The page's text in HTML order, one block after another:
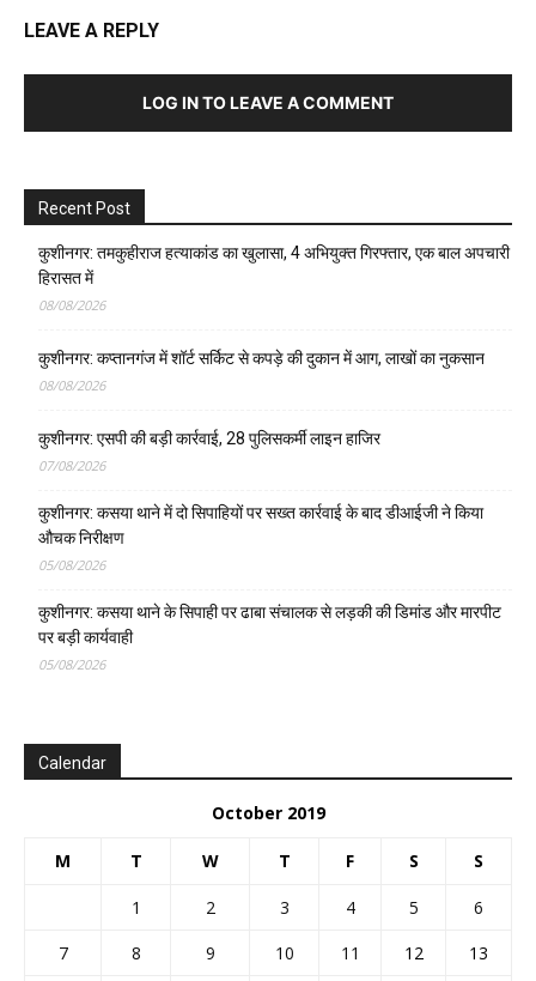
LEAVE A REPLY
LOG IN TO LEAVE A COMMENT
Recent Post
कुशीनगर: तमकुहीराज हत्याकांड का खुलासा, 4 अभियुक्त गिरफ्तार, एक बाल अपचारी
हिरासत में
08/08/2026
कुशीनगर: कप्तानगंज में शॉर्ट सर्किट से कपड़े की दुकान में आग, लाखों का नुकसान
08/08/2026
कुशीनगर: एसपी की बड़ी कार्रवाई, 28 पुलिसकर्मी लाइन हाजिर
07/08/2026
कुशीनगर: कसया थाने में दो सिपाहियों पर सख्त कार्रवाई के बाद डीआईजी ने किया
औचक निरीक्षण
05/08/2026
कुशीनगर: कसया थाने के सिपाही पर ढाबा संचालक से लड़की की डिमांड और मारपीट
पर बड़ी कार्यवाही
05/08/2026
Calendar
October 2019
M T W T F S S
1 2 3 4 5
6
7
8 9 10 11 12
13